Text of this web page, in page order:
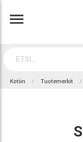
Kotiin Tuotemerkit